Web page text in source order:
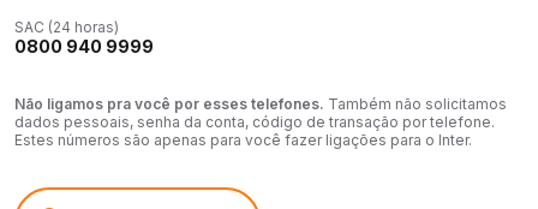
SAC (24 horas)
0800 940 9999
Não ligamos pra você por esses telefones. Também não solicitamos
dados pessoais, senha da conta, código de transação por telefone.
Estes números são apenas para você fazer ligações para o Inter.